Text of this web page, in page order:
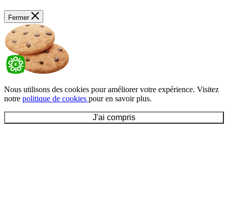
Fermer
Nous utilisons des cookies pour améliorer votre expérience. Visitez
notre politique de cookies pour en savoir plus.
J'ai compris